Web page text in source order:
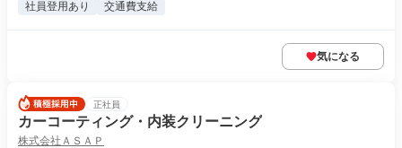
社員登用あり 交通費支給
気になる
正社員
カーコーティング・内装クリーニング
株式会社ＡＳＡＰ